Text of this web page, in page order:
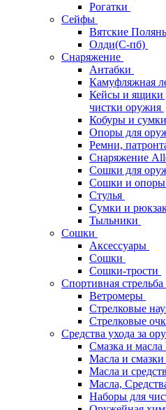
Рогатки
Сейфы
Вятские
Олди(С-пб)
Снаряжение
Антабки
Камуфляжная
Кейсы и ящики
чистки оружия
Кобуры и
Опоры для
Ремни,
Снаряжение
Сошки для
Сошки и опоры
Стулья
Сумки и
Тыльники
Сошки
Аксессуары
Сошки
Сошки-трости
Спортивная стрельба
Ветромеры
Стрелковые
Стрелковые
Средства ухода за
Смазка и
Масла и смазки
Масла и
Масла,
Наборы для